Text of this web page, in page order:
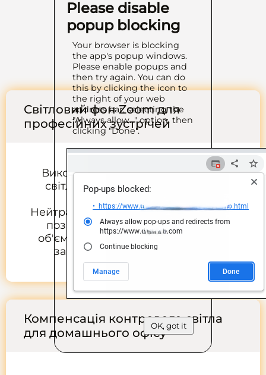
Світловий фон Zoom для
професійних зустрічей
Використовуйте екран як м'який
світловий фон за камерою, а не
Нейтральний тон 4000 K на моніторі
позаду пом'якшує тіні та додає
об'єму — без віртуального тла, що
закриває реальне оточення.
Компенсація контрового світла
для домашнього офісу
Please disable
popup blocking
Your browser is blocking
the app's popup windows.
Please enable popups and
then try again. You can do
this by clicking the icon to
the right of your web
address bar, selecting the
"Always allow..." option, then
clicking "Done".
OK, got it